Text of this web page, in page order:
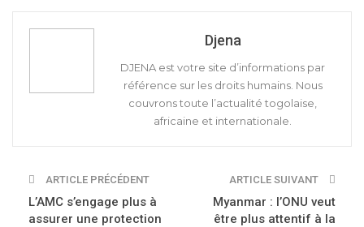
Djena
DJENA est votre site d’informations par
référence sur les droits humains. Nous
couvrons toute l’actualité togolaise,
africaine et internationale.
ARTICLE PRÉCÉDENT
L’AMC s’engage plus à
assurer une protection
ARTICLE SUIVANT
Myanmar : l’ONU veut
être plus attentif à la